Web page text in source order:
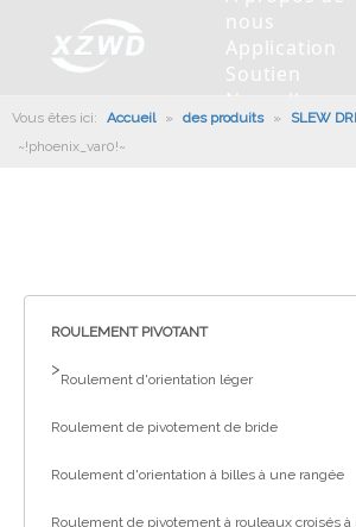
Roulement pivotant
nous
Profil de la société
Équipements de test
Application
Machines d'ingénierie
Robot De Soudage
Soutien
Installation de roulement
Fabrication
Nouvelles
Anneaux de pivotement
Nouvelles de l'industrie
Contactez
Vous êtes ici: Accueil » des produits » SLEW
~!phoenix_var0!~
ROULEMENT PIVOTANT
>
Roulement d'orientation léger
Roulement de pivotement de bride
Roulement d'orientation à billes à une rangée
Roulement de pivotement à rouleaux croisés